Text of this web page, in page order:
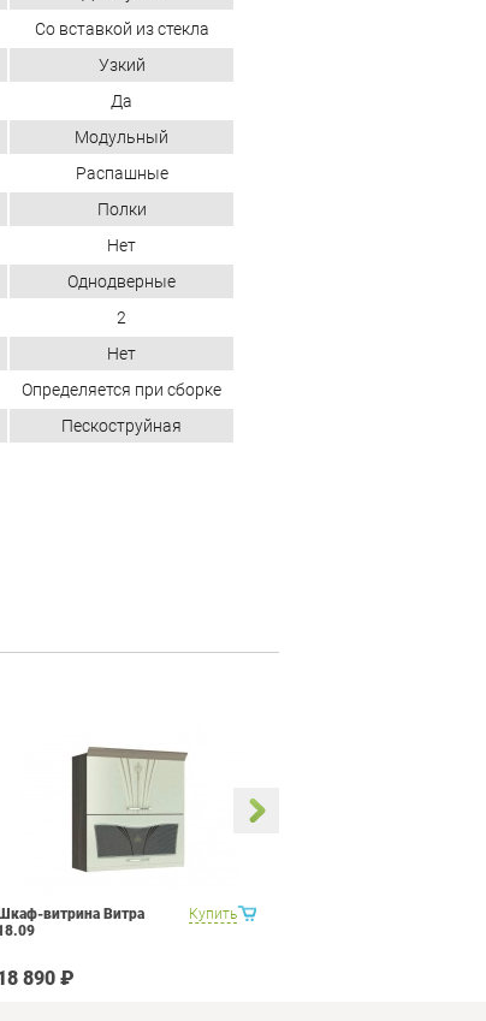
Со вставкой из стекла
Узкий
Да
Модульный
Распашные
Полки
Нет
Однодверные
2
Нет
Определяется при сборке
Пескоструйная
Купить
витрина Витра
890 ₽